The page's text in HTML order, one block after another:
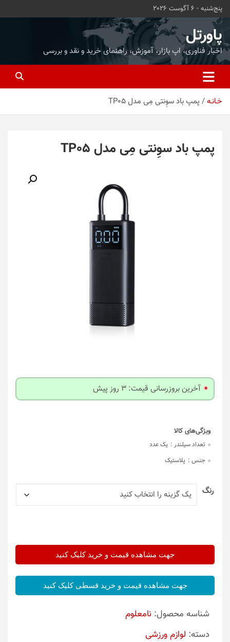
محتوا
بروید
پنج‌شنبه - 6 آگوست 2026
پاورتل
اخبار فناوری، اپ بازار، آموزش، راهنمای خرید و نقد و بررسی
خـانـه پمپ باد سوِنتی مِی مدل TP05
پمپ باد سوِنتی مِی مدل TP05
آخرین بروزرسانی قیمت: 3 روز پیش
تعداد سیلندر : یک عدد
جنس : پلاستیک
رنگ
جهت مشاهده قیمت و خرید کلیک کنید
جهت مشاهده قیمت و خرید قسطی کلیک کنید
شناسه محصول: نامعلوم
دسته: لوازم ورزشی